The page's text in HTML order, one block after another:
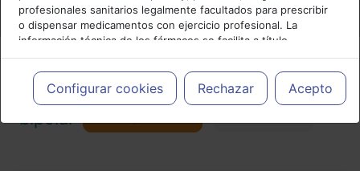
Cancelar
profesionales sanitarios legalmente facultados para prescribir
o dispensar medicamentos con ejercicio profesional. La
información técnica de los fármacos se facilita a título
meramente informativo, siendo responsabilidad de los
profesionales facultados prescribir medicamentos y decidir, en
cada caso concreto, el tratamiento más adecuado a las
necesidades del paciente.
Configurar cookies Rechazar Acepto
Actualidad y Artículos|Trastorno
bipolar